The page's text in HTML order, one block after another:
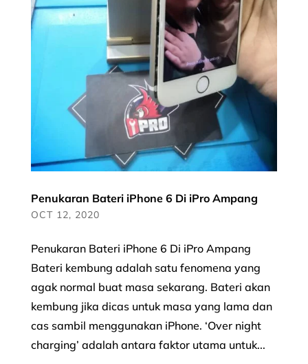
Penukaran Bateri iPhone 6 Di iPro Ampang
OCT 12, 2020
Penukaran Bateri iPhone 6 Di iPro Ampang
Bateri kembung adalah satu fenomena yang
agak normal buat masa sekarang. Bateri akan
kembung jika dicas untuk masa yang lama dan
cas sambil menggunakan iPhone. ‘Over night
charging’ adalah antara faktor utama untuk...